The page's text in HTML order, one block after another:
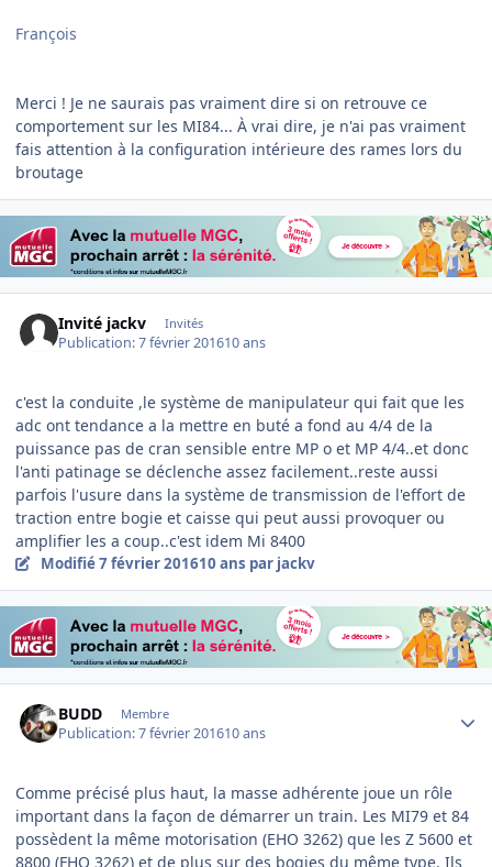
François
Merci ! Je ne saurais pas vraiment dire si on retrouve ce
comportement sur les MI84... À vrai dire, je n'ai pas vraiment
fais attention à la configuration intérieure des rames lors du
broutage
Invité jackv Invités
Publication:7 février 201610 ans
c'est la conduite ,le système de manipulateur qui fait que les
adc ont tendance a la mettre en buté a fond au 4/4 de la
puissance pas de cran sensible entre MP o et MP 4/4..et donc
l'anti patinage se déclenche assez facilement..reste aussi
parfois l'usure dans la système de transmission de l'effort de
traction entre bogie et caisse qui peut aussi provoquer ou
amplifier les a coup..c'est idem Mi 8400
Modifié7 février 201610 ans par jackv
BUDD Membre
Publication:7 février 201610 ans
Comme précisé plus haut, la masse adhérente joue un rôle
important dans la façon de démarrer un train. Les MI79 et 84
possèdent la même motorisation (EHO 3262) que les Z 5600 et
8800 (FHO 3262) et de plus sur des bogies du même type. Ils